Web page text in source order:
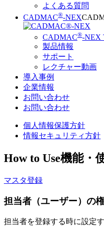
よくある質問
CADMAC®-NEX
CADMAC®-NEX
製品情報
サポート
レクチャー動画
導入事例
企業情報
お問い合わせ
お問い合わせ
個人情報保護方針
情報セキュリティ方針
How to Use機能・
マスタ登録
担当者（ユーザー）の
担当者を登録する時に設定